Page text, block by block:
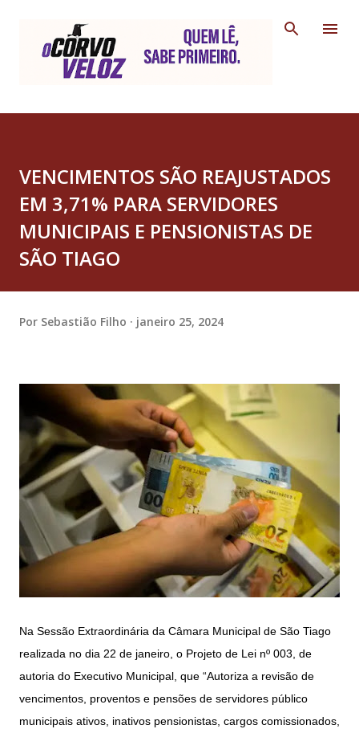
VENCIMENTOS SÃO REAJUSTADOS
EM 3,71% PARA SERVIDORES
MUNICIPAIS E PENSIONISTAS DE
SÃO TIAGO
Por Sebastião Filho janeiro 25, 2024
Na Sessão Extraordinária da Câmara Municipal de São Tiago
realizada no dia 22 de janeiro, o Projeto de Lei nº 003, de
autoria do Executivo Municipal, que “Autoriza a revisão de
vencimentos, proventos e pensões de servidores público
municipais ativos, inativos pensionistas, cargos comissionados,